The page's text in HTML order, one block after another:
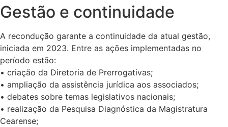
Gestão e continuidade
A recondução garante a continuidade da atual gestão,
iniciada em 2023. Entre as ações implementadas no
período estão:
• criação da Diretoria de Prerrogativas;
• ampliação da assistência jurídica aos associados;
• debates sobre temas legislativos nacionais;
• realização da Pesquisa Diagnóstica da Magistratura
Cearense;